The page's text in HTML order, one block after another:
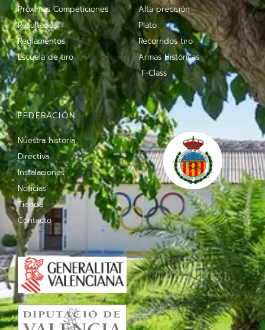
Próximas Competiciones
Resultados
Reglamentos
Escuela de tiro
Alta precisión
Plato
Recorridos tiro
Armas Históricas
F-Class
FEDERACIÓN
Nuestra historia
Directiva
Instalaciones
Noticias
Tienda
Contacto